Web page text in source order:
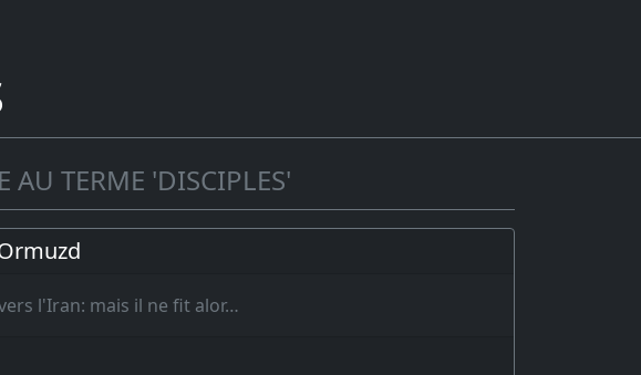
AU TERME 'DISCIPLES'
l'Iran: mais il ne fit alor…